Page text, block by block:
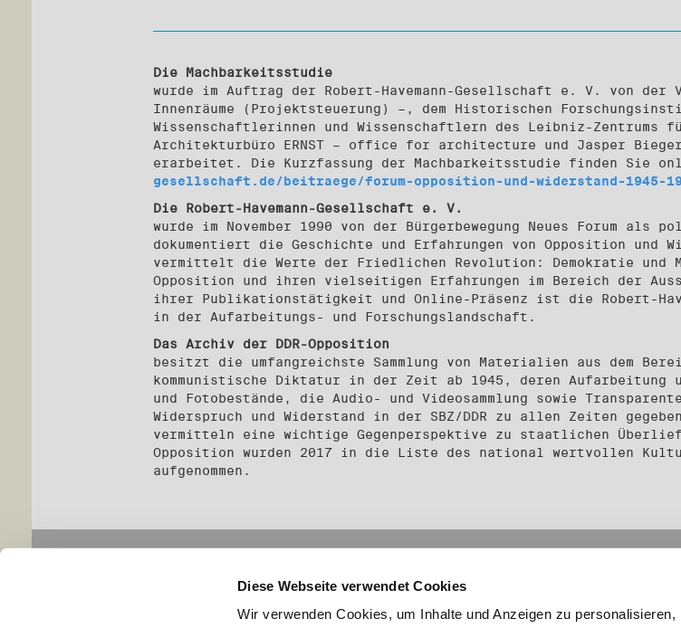
Diese Webseite verwendet Cookies
Wir verwenden Cookies, um Inhalte und Anzeigen zu
Die Machbarkeitsstudie
wurde im Auftrag der Robert-Havemann-Gesellschaft e. V. von der
Innenräume (Projektsteuerung) –, dem Historischen
Wissenschaftlerinnen und Wissenschaftlern des Leibniz-Zentrums
Architekturbüro ERNST – office for architecture und Jasper Bieger
erarbeitet. Die Kurzfassung der Machbarkeitsstudie finden Sie
gesellschaft.de/beitraege/forum-opposition-und-widerstand-1945-
Die Robert-Havemann-Gesellschaft e. V.
wurde im November 1990 von der Bürgerbewegung Neues Forum
dokumentiert die Geschichte und Erfahrungen von Opposition und
vermittelt die Werte der Friedlichen Revolution: Demokratie und
Opposition und ihren vielseitigen Erfahrungen im Bereich der
ihrer Publikationstätigkeit und Online-Präsenz ist die Robert-
in der Aufarbeitungs- und Forschungslandschaft.
Das Archiv der DDR-Opposition
besitzt die umfangreichste Sammlung von Materialien aus dem
kommunistische Diktatur in der Zeit ab 1945, deren Aufarbeitung
und Fotobestände, die Audio- und Videosammlung sowie
Widerspruch und Widerstand in der SBZ/DDR zu allen Zeiten
vermitteln eine wichtige Gegenperspektive zu staatlichen
Opposition wurden 2017 in die Liste des national wertvollen
aufgenommen.
Impressum
Disclaimer